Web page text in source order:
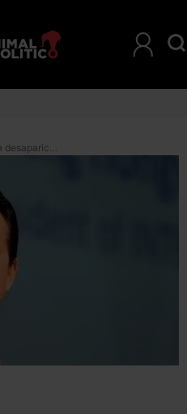
Meng Hongwei: la misteriosa desaparición del presidente de la Interpol